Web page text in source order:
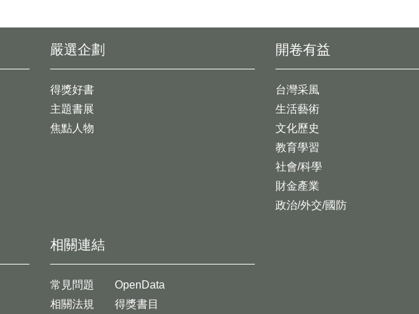
開卷有益
台灣采風
生活藝術
文化歷史
教育學習
社會/科學
財金產業
政治/外交/國防
嚴選企劃
得獎好書
主題書展
焦點人物
相關連結
常見問題
相關法規
OpenData
得獎書目